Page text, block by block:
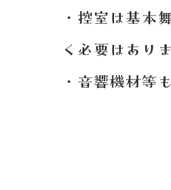
・控室は基本
く必要はあり
・音響機材等